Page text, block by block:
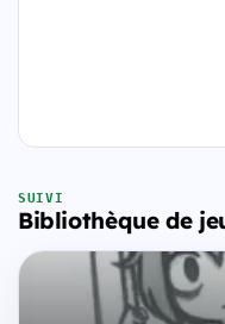
SUIVI
Bibliothèque de